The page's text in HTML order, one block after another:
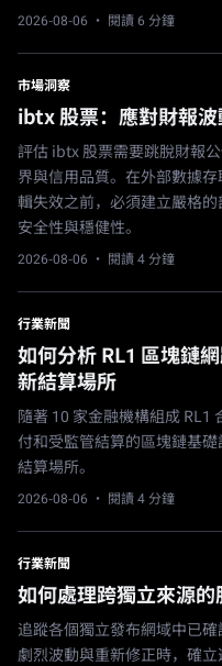
2026-08-06 · 閱讀 6 分鐘
市場洞察
ibtx 股票：應對財報
評估 ibtx 股票需要跳脫財報
界與信用品質。在外部數據
輯失效之前，必須建立嚴格
安全性與穩健性。
2026-08-06 · 閱讀 4 分鐘
行業新聞
如何分析 RL1 區塊鏈
新結算場所
隨著 10 家金融機構組成 RL1
付和受監管結算的區塊鏈基
結算場所。
2026-08-06 · 閱讀 4 分鐘
行業新聞
如何處理跨獨立來源的
追蹤各個獨立發布網域中已
劇烈波動與重新修正時，確立